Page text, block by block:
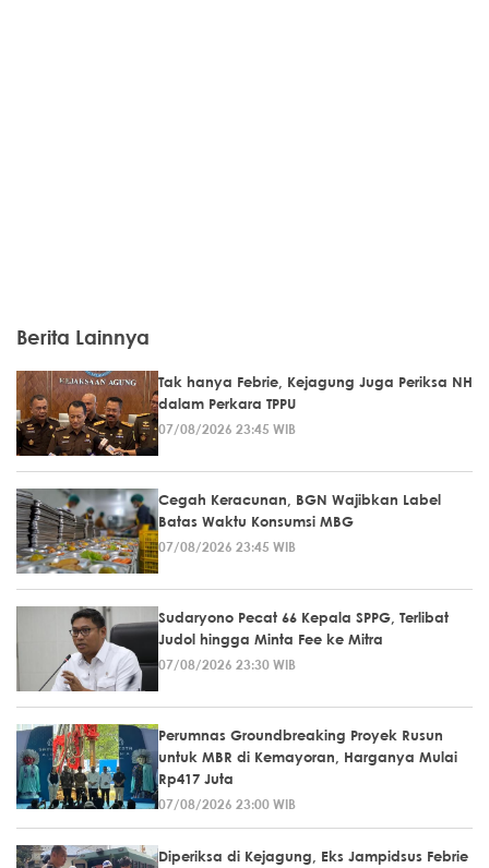
Berita Lainnya
Tak hanya Febrie, Kejagung Juga Periksa NH
dalam Perkara TPPU
07/08/2026 23:45 WIB
Cegah Keracunan, BGN Wajibkan Label
Batas Waktu Konsumsi MBG
07/08/2026 23:45 WIB
Sudaryono Pecat 66 Kepala SPPG, Terlibat
Judol hingga Minta Fee ke Mitra
07/08/2026 23:30 WIB
Perumnas Groundbreaking Proyek Rusun
untuk MBR di Kemayoran, Harganya Mulai
Rp417 Juta
07/08/2026 23:00 WIB
Diperiksa di Kejagung, Eks Jampidsus Febrie